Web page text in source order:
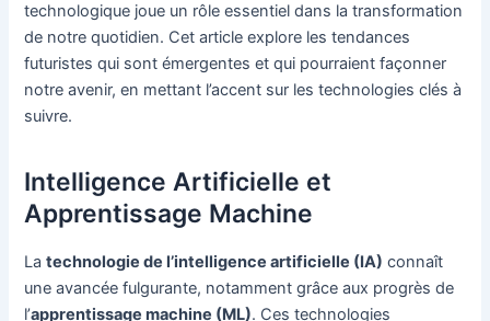
technologique joue un rôle essentiel dans la transformation
de notre quotidien. Cet article explore les tendances
futuristes qui sont émergentes et qui pourraient façonner
notre avenir, en mettant l’accent sur les technologies clés à
suivre.
Intelligence Artificielle et
Apprentissage Machine
Latechnologie de l’intelligence artificielle (IA) connaît
une avancée fulgurante, notamment grâce aux progrès de
l’apprentissage machine (ML). Ces technologies